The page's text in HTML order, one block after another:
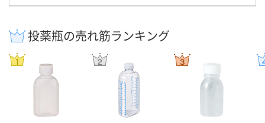
投薬瓶の売れ筋ランキング